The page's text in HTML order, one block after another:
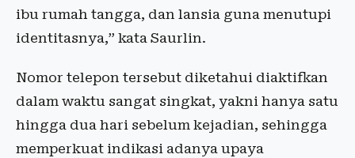
ibu rumah tangga, dan lansia guna menutupi
identitasnya,” kata Saurlin.
Nomor telepon tersebut diketahui diaktifkan
dalam waktu sangat singkat, yakni hanya satu
hingga dua hari sebelum kejadian, sehingga
memperkuat indikasi adanya upaya